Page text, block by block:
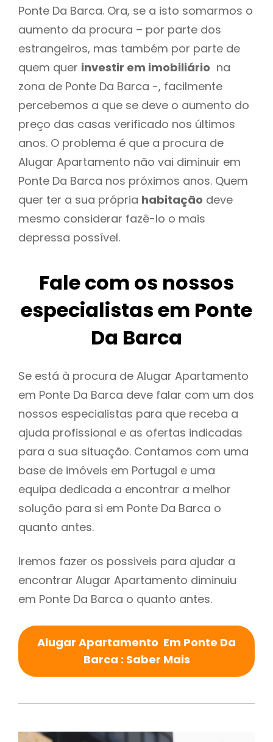
Ponte Da Barca. Ora, se a isto somarmos o
aumento da procura – por parte dos
estrangeiros, mas também por parte de
quem quer investir em imobiliário na
zona de Ponte Da Barca -, facilmente
percebemos a que se deve o aumento do
preço das casas verificado nos últimos
anos. O problema é que a procura de
Alugar Apartamento não vai diminuir em
Ponte Da Barca nos próximos anos. Quem
quer ter a sua própria habitação deve
mesmo considerar fazê-lo o mais
depressa possível.
Fale com os nossos
especialistas em Ponte
Da Barca
Se está à procura de Alugar Apartamento
em Ponte Da Barca deve falar com um dos
nossos especialistas para que receba a
ajuda profissional e as ofertas indicadas
para a sua situação. Contamos com uma
base de imóveis em Portugal e uma
equipa dedicada a encontrar a melhor
solução para si em Ponte Da Barca o
quanto antes.
Iremos fazer os possiveis para ajudar a
encontrar Alugar Apartamento diminuiu
em Ponte Da Barca o quanto antes.
Alugar Apartamento Em Ponte Da
Barca : Saber Mais